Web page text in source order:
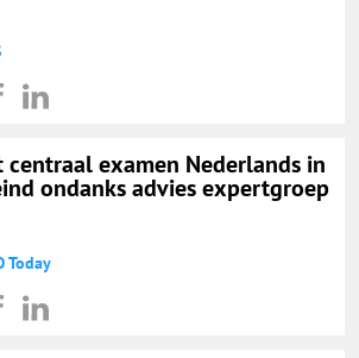
examen Nederlands in
ondanks advies expertgroep
Today